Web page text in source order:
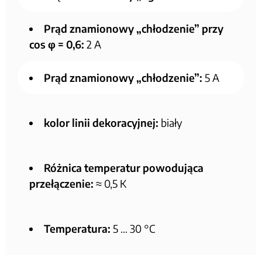
Prąd znamionowy „chłodzenie” przy
cos φ = 0,6: 2 A
Prąd znamionowy „chłodzenie”: 5 A
kolor linii dekoracyjnej: biały
Różnica temperatur powodująca
przełączenie: ≈ 0,5 K
Temperatura: 5 … 30 °C